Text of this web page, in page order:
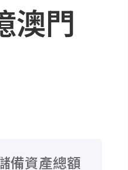
澳門
備資產總額